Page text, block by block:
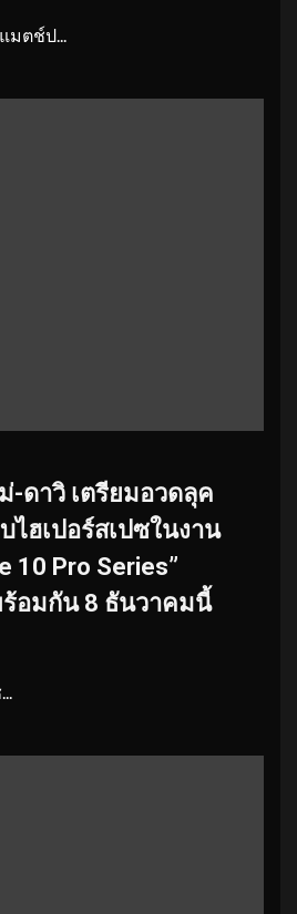
ตช์ป...
-ดาวิ เตรียมอวดลุค
ฮเปอร์สเปซในงาน
10 Pro Series”
ร้อมกัน 8 ธันวาคมนี้